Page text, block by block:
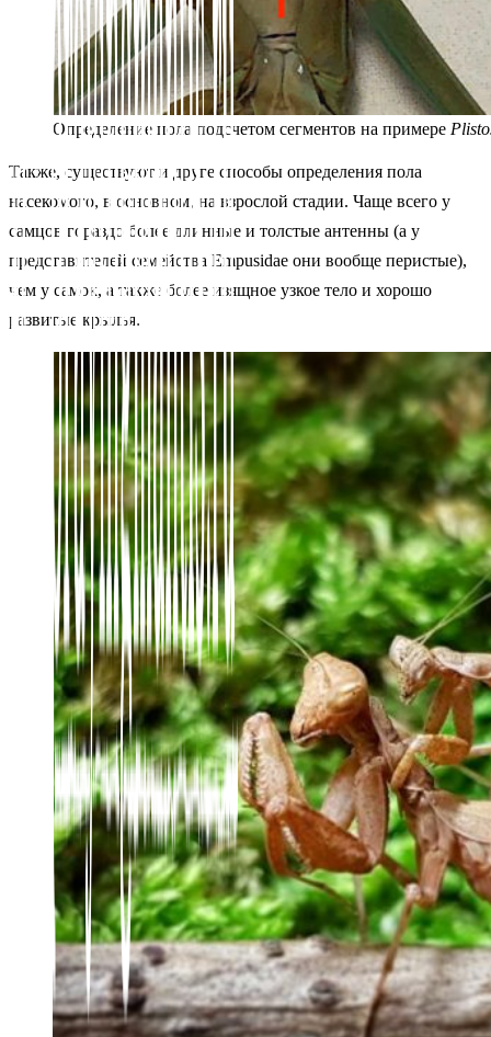
Определение пола подсчетом сегментов на примере
Также, существуют и друге способы определения пола
насекомого, в основном, на взрослой стадии. Чаще всего у
самцов гораздо более длинные и толстые антенны (а у
представителей семейства Empusidae они вообще перистые),
чем у самок, а также более изящное узкое тело и хорошо
развитые крылья.